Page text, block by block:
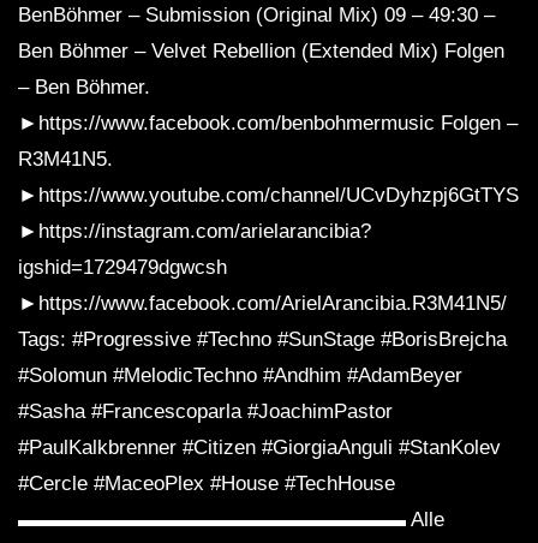
BenBöhmer – Submission (Original Mix) 09 – 49:30 –
Ben Böhmer – Velvet Rebellion (Extended Mix) Folgen
– Ben Böhmer.
►https://www.facebook.com/benbohmermusic Folgen –
R3M41N5.
►https://www.youtube.com/channel/
►https://instagram.com/arielarancibia?
igshid=1729479dgwcsh
►https://www.facebook.com/ArielArancibia.R3M41N5/
Tags: #Progressive #Techno #SunStage #BorisBrejcha
#Solomun #MelodicTechno #Andhim #AdamBeyer
#Sasha #Francescoparla #JoachimPastor
#PaulKalkbrenner #Citizen #GiorgiaAnguli #StanKolev
#Cercle #MaceoPlex #House #TechHouse
▬▬▬▬▬▬▬▬▬▬▬▬▬▬▬▬▬▬▬ Alle